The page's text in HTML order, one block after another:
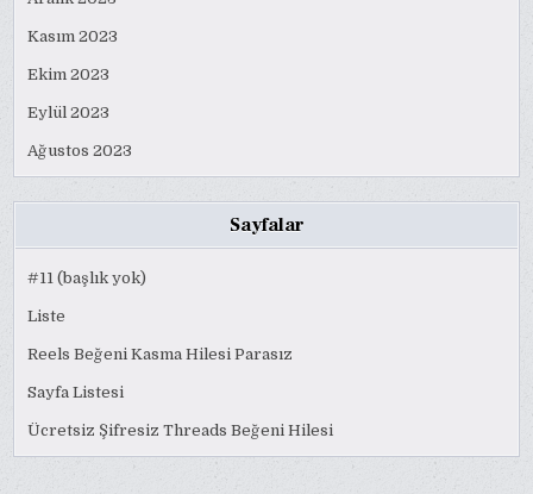
Kasım 2023
Ekim 2023
Eylül 2023
Ağustos 2023
Sayfalar
#11 (başlık yok)
Liste
Reels Beğeni Kasma Hilesi Parasız
Sayfa Listesi
Ücretsiz Şifresiz Threads Beğeni Hilesi